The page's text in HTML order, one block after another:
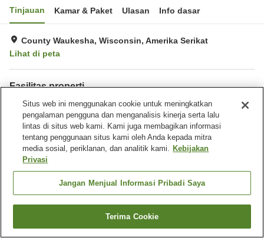
Tinjauan Kamar & Paket Ulasan Info dasar
County Waukesha, Wisconsin, Amerika Serikat
Lihat di peta
Fasilitas properti
Wi-Fi
Tempat parkir
Gym / Klub kebugaran
Kolam renang
Beranda Amerika Serikat Wisconsin
County Waukesha
Country Inn & Suites By Radisson, Milwaukee West (Brookfield), Wi
Cari kamar
Situs web ini menggunakan cookie untuk meningkatkan
pengalaman pengguna dan menganalisis kinerja serta lalu
lintas di situs web kami. Kami juga membagikan informasi
tentang penggunaan situs kami oleh Anda kepada mitra
media sosial, periklanan, dan analitik kami. Kebijakan
Privasi
Jangan Menjual Informasi Pribadi Saya
Terima Cookie